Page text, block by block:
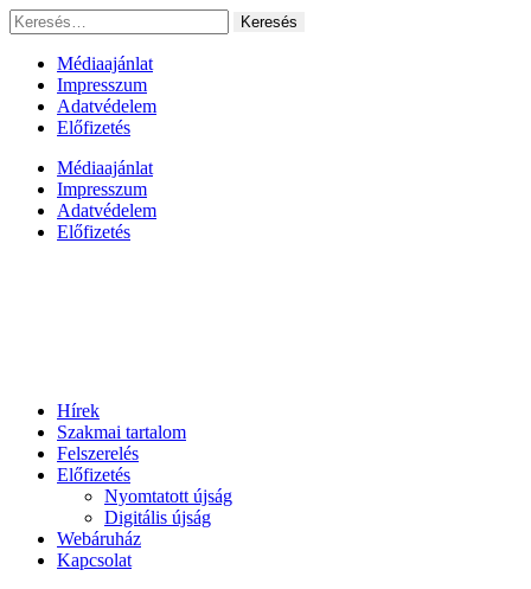
Ugrás
a
tartalomhoz
Keresés:
Médiaajánlat
Impresszum
Adatvédelem
Előfizetés
Médiaajánlat
Impresszum
Adatvédelem
Előfizetés
Hírek
Szakmai tartalom
Felszerelés
Előfizetés
Nyomtatott újság
Digitális újság
Webáruház
Kapcsolat